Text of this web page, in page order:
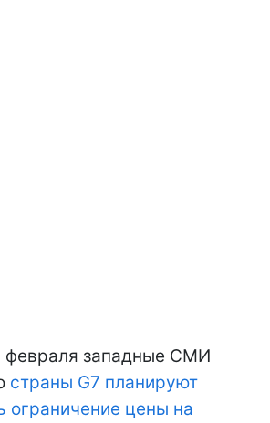
февраля западные СМИ
страны G7 планируют
ограничение цены на